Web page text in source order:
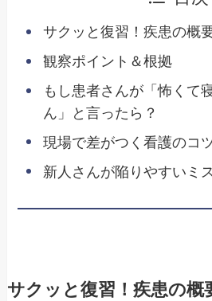
サクッと復習！疾患の概
観察ポイント＆根拠
もし患者さんが「怖くて
ん」と言ったら？
現場で差がつく看護のコ
新人さんが陥りやすいミ
サクッと復習！疾患の概